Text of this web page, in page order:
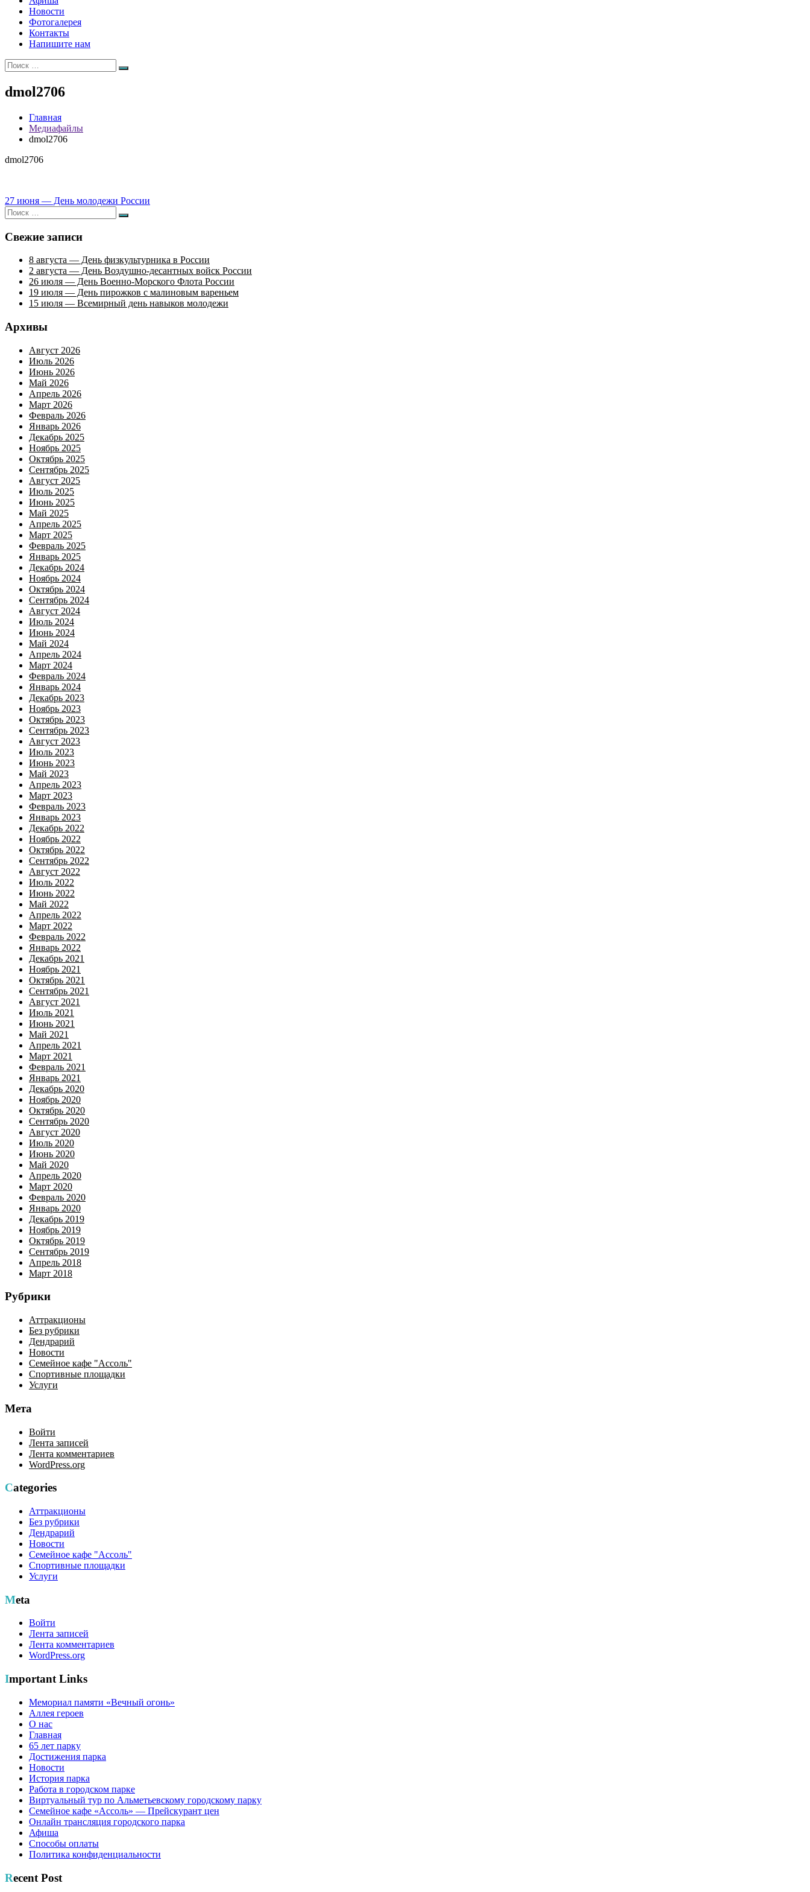
Новости
Фотогалерея
Контакты
Напишите нам
Искать:
Поиск
dmol2706
Главная
Медиафайлы
dmol2706
dmol2706
Навигация
по
записям
27 июня — День молодежи России
Искать:
Поиск
Свежие записи
8 августа — День физкультурника в России
2 августа — День Воздушно-десантных войск России
26 июля — День Военно-Морского Флота России
19 июля — День пирожков с малиновым вареньем
15 июля — Всемирный день навыков молодежи
Архивы
Август 2026
Июль 2026
Июнь 2026
Май 2026
Апрель 2026
Март 2026
Февраль 2026
Январь 2026
Декабрь 2025
Ноябрь 2025
Октябрь 2025
Сентябрь 2025
Август 2025
Июль 2025
Июнь 2025
Май 2025
Апрель 2025
Март 2025
Февраль 2025
Январь 2025
Декабрь 2024
Ноябрь 2024
Октябрь 2024
Сентябрь 2024
Август 2024
Июль 2024
Июнь 2024
Май 2024
Апрель 2024
Март 2024
Февраль 2024
Январь 2024
Декабрь 2023
Ноябрь 2023
Октябрь 2023
Сентябрь 2023
Август 2023
Июль 2023
Июнь 2023
Май 2023
Апрель 2023
Март 2023
Февраль 2023
Январь 2023
Декабрь 2022
Ноябрь 2022
Октябрь 2022
Сентябрь 2022
Август 2022
Июль 2022
Июнь 2022
Май 2022
Апрель 2022
Март 2022
Февраль 2022
Январь 2022
Декабрь 2021
Ноябрь 2021
Октябрь 2021
Сентябрь 2021
Август 2021
Июль 2021
Июнь 2021
Май 2021
Апрель 2021
Март 2021
Февраль 2021
Январь 2021
Декабрь 2020
Ноябрь 2020
Октябрь 2020
Сентябрь 2020
Август 2020
Июль 2020
Июнь 2020
Май 2020
Апрель 2020
Март 2020
Февраль 2020
Январь 2020
Декабрь 2019
Ноябрь 2019
Октябрь 2019
Сентябрь 2019
Апрель 2018
Март 2018
Рубрики
Аттракционы
Без рубрики
Дендрарий
Новости
Семейное кафе "Ассоль"
Спортивные площадки
Услуги
Мета
Войти
Лента записей
Лента комментариев
WordPress.org
Categories
Аттракционы
Без рубрики
Дендрарий
Новости
Семейное кафе "Ассоль"
Спортивные площадки
Услуги
Meta
Войти
Лента записей
Лента комментариев
WordPress.org
Important Links
Мемориал памяти «Вечный огонь»
Аллея героев
О нас
Главная
65 лет парку
Достижения парка
Новости
История парка
Работа в городском парке
Виртуальный тур по Альметьевскому городскому парку
Семейное кафе «Ассоль» — Прейскурант цен
Онлайн трансляция городского парка
Афиша
Способы оплаты
Политика конфиденциальности
Recent Post